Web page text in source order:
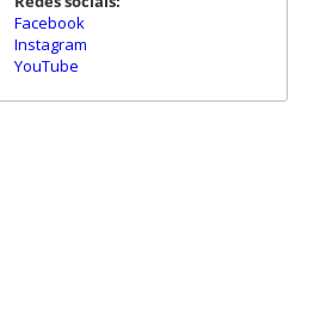
Facebook
Instagram
YouTube